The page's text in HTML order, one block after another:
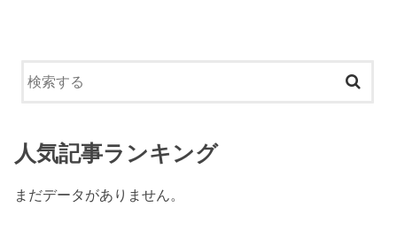
人気記事ランキング
まだデータがありません。